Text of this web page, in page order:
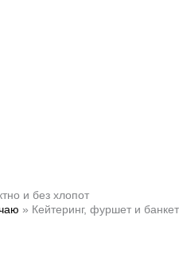
и без хлопот
» Кейтеринг, фуршет и